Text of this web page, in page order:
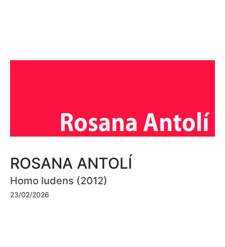
ROSANA ANTOLÍ
Homo ludens (2012)
23/02/2026